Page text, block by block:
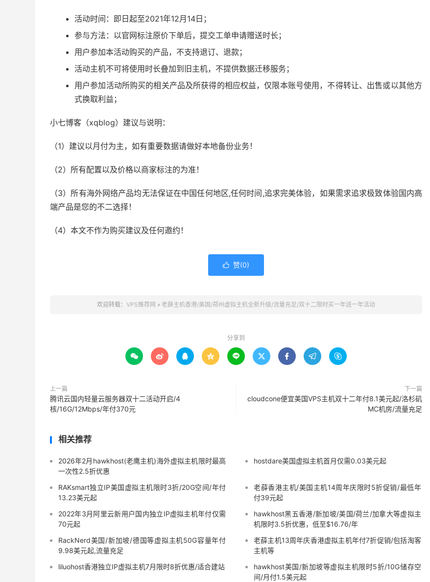
活动时间：即日起至2021年12月14日；
参与方法：以官网标注原价下单后，提交工单申请赠送时长；
用户参加本活动购买的产品，不支持退订、退款；
活动主机不可将使用时长叠加到旧主机，不提供数据迁移服务；
用户参加活动所购买的相关产品及所获得的相应权益，仅限本账号使用，不得转让、出售或以其他方
式换取利益；
小七博客（xqblog）建议与说明：
（1）建议以月付为主，如有重要数据请做好本地备份业务！
（2）所有配置以及价格以商家标注的为准！
（3）所有海外网络产品均无法保证在中国任何地区,任何时间,追求完美体验，如果需求追求极致体验国内高
端产品是您的不二选择！
（4）本文不作为购买建议及任何邀约！
 赞(0)
欢迎转载： VPS推荐网 » 老薛主机香港/美国/郑州虚拟主机全新升级/流量充足/双十二限时买一年送一年活动
分享到
        
上一篇
腾讯云国内轻量云服务器双十二活动开启/4
核/16G/12Mbps/年付370元
下一篇
cloudcone便宜美国VPS主机双十二年付8.1美元起/洛杉矶
MC机房/流量充足
相关推荐
2026年2月hawkhost(老鹰主机)海外虚拟主机限时最高
一次性2.5折优惠
hostdare美国虚拟主机首月仅需0.03美元起
RAKsmart独立IP美国虚拟主机限时3折/20G空间/年付
13.23美元起
老薛香港主机/美国主机14周年庆限时5折促销/最低年
付39元起
2022年3月阿里云新用户国内独立IP虚拟主机年付仅需
70元起
hawkhost黑五香港/新加坡/美国/荷兰/加拿大等虚拟主
机限时3.5折优惠，低至$16.76/年
RackNerd美国/新加坡/德国等虚拟主机50G容量年付
9.98美元起,流量充足
老薛主机13周年庆香港虚拟主机年付7折促销/包括淘客
主机等
liluohost香港独立IP虚拟主机7月限时8折优惠/适合建站
hawkhost美国/新加坡等虚拟主机限时5折/10G储存空
间/月付1.5美元起